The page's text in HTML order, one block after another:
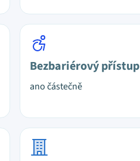
Bezbariérový přístup
ano částečně